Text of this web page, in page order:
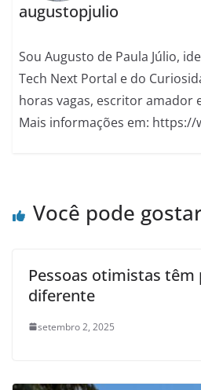
augustopjulio
Sou Augusto de Paula Júlio,
Tech Next Portal e do
horas vagas, escritor amador
Mais informações em:
Você pode
Pessoas otimistas têm
diferente
setembro 2, 2025